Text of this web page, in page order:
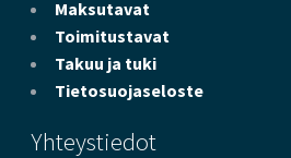
Maksutavat
Toimitustavat
Takuu ja tuki
Tietosuojaseloste
Yhteystiedot